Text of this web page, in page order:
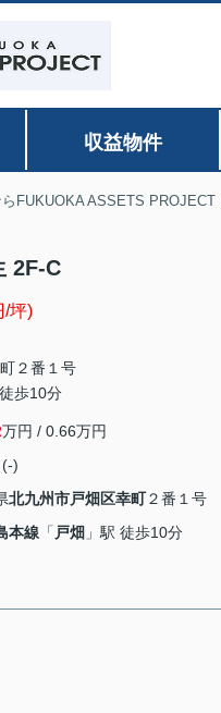
収益物件
FUKUOKA ASSETS PROJECT
2F-C
/坪)
２番１号
歩10分
万円 / 0.66万円
)
北九州市戸畑区幸町２番１号
本線 「 戸畑 」駅 徒歩10分